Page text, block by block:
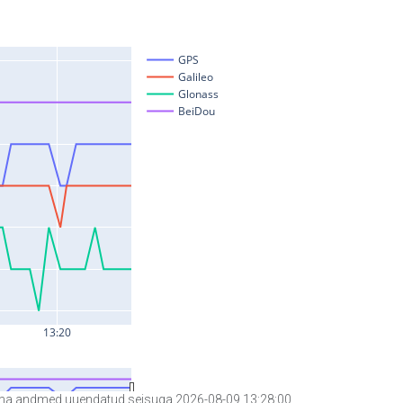
andmed uuendatud seisuga 2026-08-09 13:28:00